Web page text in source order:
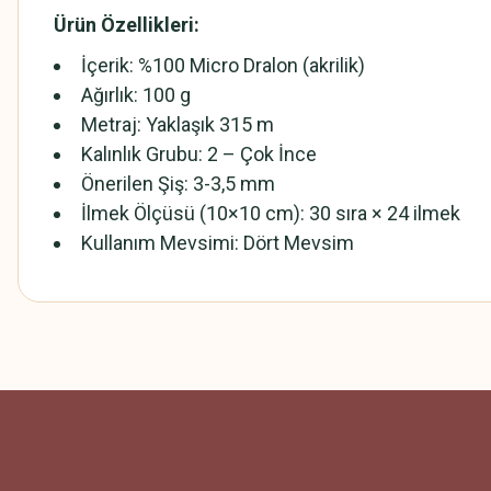
Ürün Özellikleri:
İçerik: %100 Micro Dralon (akrilik)
Ağırlık: 100 g
Metraj: Yaklaşık 315 m
Kalınlık Grubu: 2 – Çok İnce
Önerilen Şiş: 3-3,5 mm
İlmek Ölçüsü (10×10 cm): 30 sıra × 24 ilmek
Kullanım Mevsimi: Dört Mevsim